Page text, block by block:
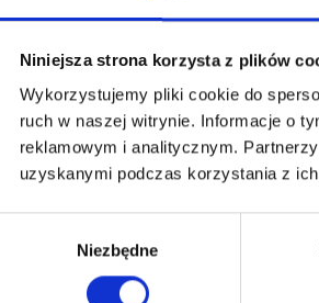
Niniejsza strona korzysta z plików
Wykorzystujemy pliki cookie do
ruch w naszej witrynie. Informacje o
reklamowym i analitycznym.
uzyskanymi podczas korzystania z ich
Niezbędne